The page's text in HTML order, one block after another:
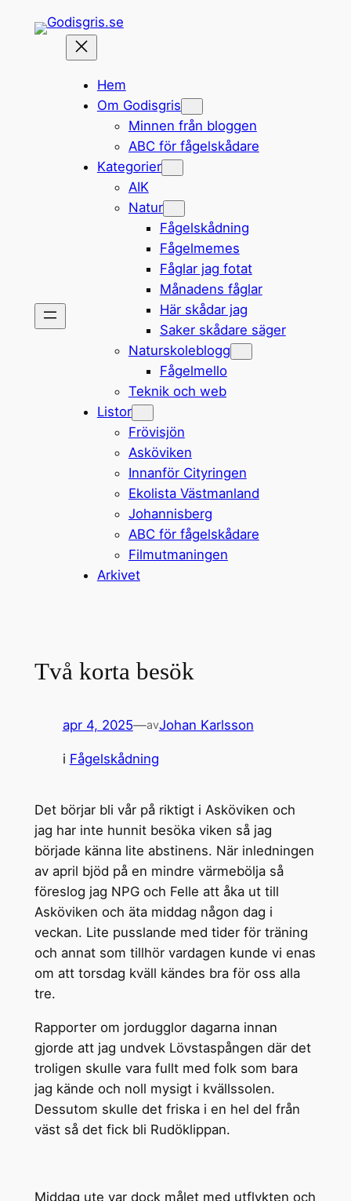
Hem
Om Godisgris
Minnen från bloggen
ABC för fågelskådare
Kategorier
AIK
Natur
Fågelskådning
Fågelmemes
Fåglar jag fotat
Månadens fåglar
Här skådar jag
Saker skådare säger
Naturskoleblogg
Fågelmello
Teknik och web
Listor
Frövisjön
Asköviken
Innanför Cityringen
Ekolista Västmanland
Johannisberg
ABC för fågelskådare
Filmutmaningen
Arkivet
Två korta besök
apr 4, 2025—avJohan Karlsson
i Fågelskådning
Det börjar bli vår på riktigt i Asköviken och
jag har inte hunnit besöka viken så jag
började känna lite abstinens. När inledningen
av april bjöd på en mindre värmebölja så
föreslog jag NPG och Felle att åka ut till
Asköviken och äta middag någon dag i
veckan. Lite pusslande med tider för träning
och annat som tillhör vardagen kunde vi enas
om att torsdag kväll kändes bra för oss alla
tre.
Rapporter om jordugglor dagarna innan
gjorde att jag undvek Lövstaspången där det
troligen skulle vara fullt med folk som bara
jag kände och noll mysigt i kvällssolen.
Dessutom skulle det friska i en hel del från
väst så det fick bli Rudöklippan.
Middag ute var dock målet med utflykten och